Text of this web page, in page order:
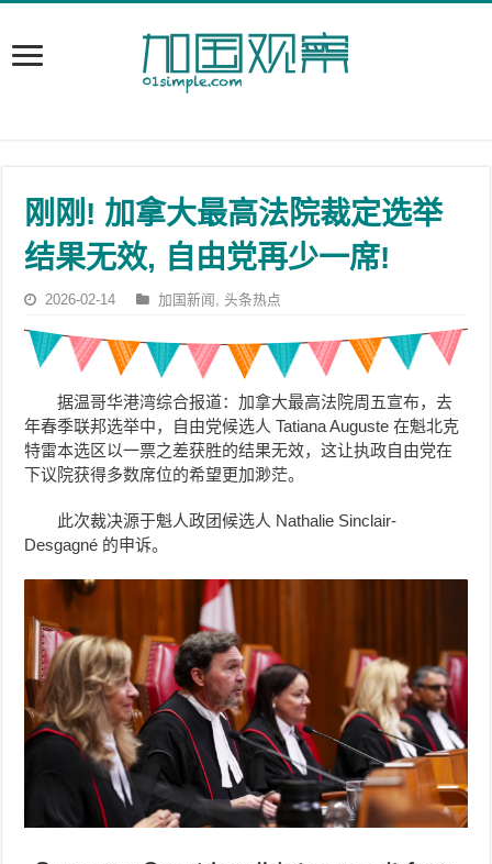
刚刚! 加拿大最高法院裁定选举
结果无效, 自由党再少一席!
2026-02-14 加国新闻 ,头条热点
据温哥华港湾综合报道：加拿大最高法院周五宣布，去
年春季联邦选举中，自由党候选人 Tatiana Auguste 在魁北克
特雷本选区以一票之差获胜的结果无效，这让执政自由党在
下议院获得多数席位的希望更加渺茫。
此次裁决源于魁人政团候选人 Nathalie Sinclair-
Desgagné 的申诉。